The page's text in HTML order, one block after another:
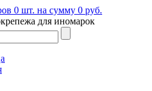
0 шт. на сумму 0 руб.
для иномарок